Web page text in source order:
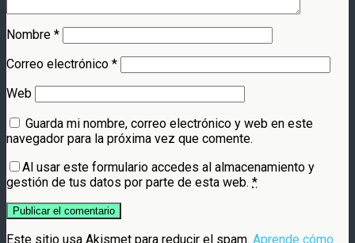
Nombre *
Correo electrónico *
Web
Guarda mi nombre, correo electrónico y web en este
navegador para la próxima vez que comente.
Al usar este formulario accedes al almacenamiento y
gestión de tus datos por parte de esta web. *
Este sitio usa Akismet para reducir el spam. Aprende cómo